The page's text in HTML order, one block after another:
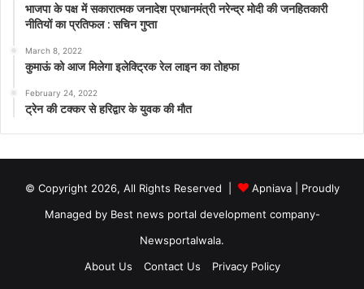
भाजपा के पक्ष में सकारात्मक जनादेश प्रधानमंत्री नरेन्द्र मोदी की जनहितकारी
नीतियों का प्रतिफल : सचिन गुप्ता
March 8, 2022
कुमाऊं को आज मिलेगा इलेक्ट्रिक रेल लाइन का तोहफा
February 24, 2022
ट्रेन की टक्कर से हरिद्वार के युवक की मौत
© Copyright 2026, All Rights Reserved | Apniava| Proudly
Managed by Best news portal development company-
Newsportalwala.
About Us
Contact Us Privacy Policy